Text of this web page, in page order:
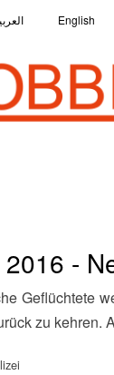
English
-
zu